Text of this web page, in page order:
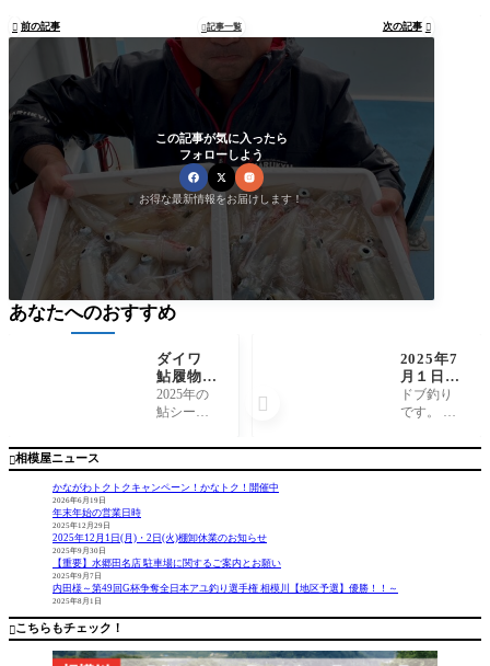
 前の記事 記事一覧 次の記事 
この記事が気に入ったら
フォローしよう
お得な最新情報をお届けします！
相模屋ニュース
かながわトクトクキャンペーン！かなトク！開催中
2026年6月19日
年末年始の営業日時
2025年12月29日
2025年12月1日(月)・2日(火)棚卸休業のお知らせ
2025年9月30日
【重要】水郷田名店 駐車場に関するご案内とお願い
2025年9月7日
内田様～第49回G杯争奪全日本アユ釣り選手権 相模川【地区予選】優勝！！～
2025年8月1日
こちらもチェック！
あなたへのおすすめ
ダイワ
鮎履物フ
ェルトソ
ール張り
キャンペ
2025年の
鮎シーズ
終了とな
ね。2026
向けてダ
物フェル
トソール
半額キャ
ンペーン
をお
2025年7
月１日
（火）相
模川釣
釣り 黒
ドブ釣り
です。 序
ブル連
スは落ち
ました
が、
